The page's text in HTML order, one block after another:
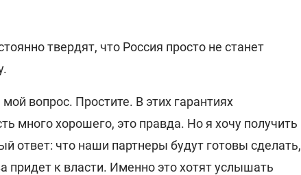
твердят, что Россия просто не станет
вопрос. Простите. В этих гарантиях
много хорошего, это правда. Но я хочу получить
ответ: что наши партнеры будут готовы сделать,
придет к власти. Именно это хотят услышать